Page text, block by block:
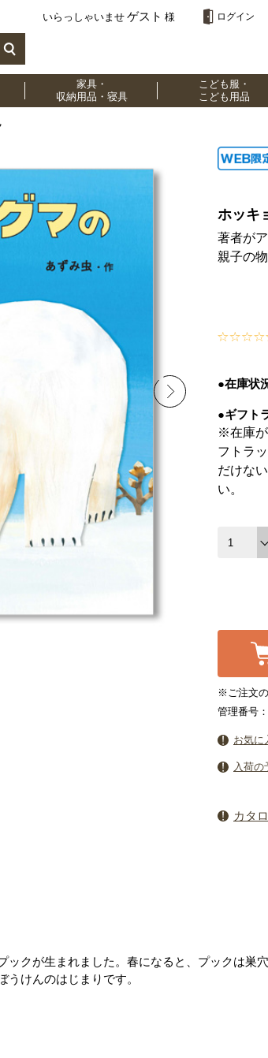
いらっしゃいませ ゲスト 様 ログイン
家具・
収納用品・寝具
こども服・
こども用品
ホッキ
著者が
親子の
●在庫状
●ギフト
※在庫が
フトラ
だけな
い。
※ご注文
管理番号
お気に
入荷の
カタ
クが生まれました。春になると、プックは巣
けんのはじまりです。